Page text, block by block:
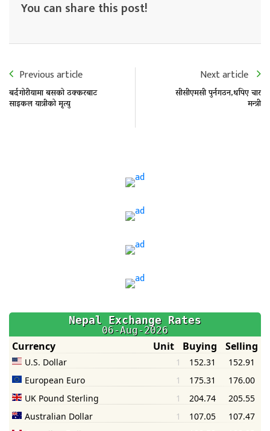
You can share this post!
Previous article
बर्दगोरीयामा बसको ठक्करबाट
साइकल यात्रीको मृत्यु
Next article
सीसीएमसी पुर्नगठन,थपिए चार
मन्त्री